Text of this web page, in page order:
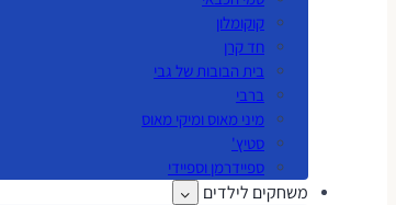
קוקומלון
חד קרן
בית הבובות של גבי
ברבי
מיני מאוס ומיקי מאוס
סטיץ'
ספיידרמן וספיידי
משחקים לילדים